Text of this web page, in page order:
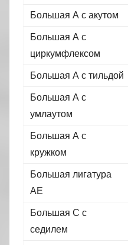
Большая А с акутом
Большая А с
циркумфлексом
Большая А с тильдой
Большая А с
умлаутом
Большая А с
кружком
Большая лигатура
АЕ
Большая С с
седилем